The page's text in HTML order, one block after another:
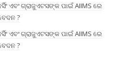
ଏବଂ ଗ୍ରାଜୁଏଟସଙ୍କ ପାଇଁ AIIMS ରେ
?
ଏବଂ ଗ୍ରାଜୁଏଟସଙ୍କ ପାଇଁ AIIMS ରେ
?